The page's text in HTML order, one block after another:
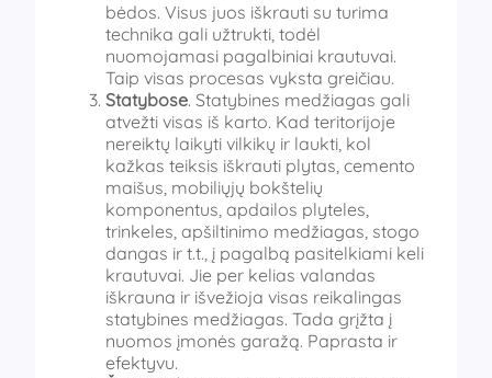
bėdos. Visus juos iškrauti su turima
technika gali užtrukti, todėl
nuomojamasi pagalbiniai krautuvai.
Taip visas procesas vyksta greičiau.
Statybose. Statybines medžiagas gali
atvežti visas iš karto. Kad teritorijoje
nereiktų laikyti vilkikų ir laukti, kol
kažkas teiksis iškrauti plytas, cemento
maišus, mobiliųjų bokštelių
komponentus, apdailos plyteles,
trinkeles, apšiltinimo medžiagas, stogo
dangas ir t.t., į pagalbą pasitelkiami keli
krautuvai. Jie per kelias valandas
iškrauna ir išvežioja visas reikalingas
statybines medžiagas. Tada grįžta į
nuomos įmonės garažą. Paprasta ir
efektyvu.